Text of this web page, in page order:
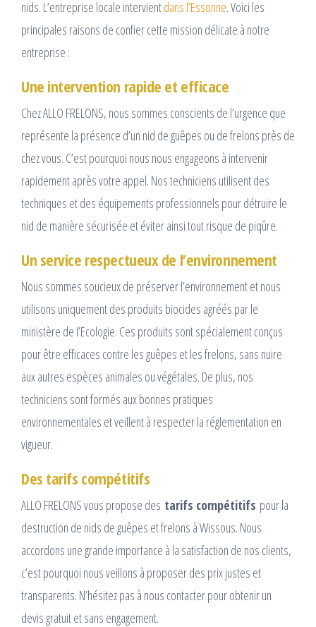
nids. L’entreprise locale intervientdans l’Essonne. Voici les
principales raisons de confier cette mission délicate à notre
entreprise :
Une intervention rapide et efficace
Chez ALLO FRELONS, nous sommes conscients de l’urgence que
représente la présence d’un nid de guêpes ou de frelons près de
chez vous. C’est pourquoi nous nous engageons à intervenir
rapidement après votre appel. Nos techniciens utilisent des
techniques et des équipements professionnels pour détruire le
nid de manière sécurisée et éviter ainsi tout risque de piqûre.
Un service respectueux de l’environnement
Nous sommes soucieux de préserver l’environnement et nous
utilisons uniquement des produits biocides agréés par le
ministère de l’Ecologie. Ces produits sont spécialement conçus
pour être efficaces contre les guêpes et les frelons, sans nuire
aux autres espèces animales ou végétales. De plus, nos
techniciens sont formés aux bonnes pratiques
environnementales et veillent à respecter la réglementation en
vigueur.
Des tarifs compétitifs
ALLO FRELONS vous propose des tarifs compétitifs pour la
destruction de nids de guêpes et frelons à Wissous. Nous
accordons une grande importance à la satisfaction de nos clients,
c’est pourquoi nous veillons à proposer des prix justes et
transparents. N’hésitez pas à nous contacter pour obtenir un
devis gratuit et sans engagement.